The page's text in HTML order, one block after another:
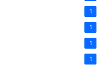
1
1
1
1